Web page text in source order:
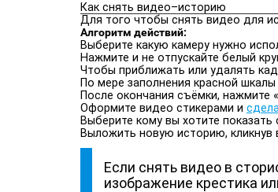
Как снять видео–историю
Для того чтобы снять видео для
Алгоритм действий:
Выберите какую камеру нужно
Нажмите и не отпускайте белый
Чтобы приближать или удалять
По мере заполнения красной
После окончания съёмки, нажмите
Оформите видео стикерами и
Выберите кому вы хотите
Выложить новую историю, кликнув
Если снять видео в
изображение крестика